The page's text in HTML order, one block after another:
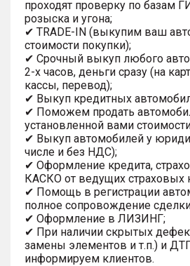
проходят проверку по базам
розыска и угона;
✔ TRADE-IN (выкупим ваш
стоимости покупки);
✔ Срочный выкуп любого
2-х часов, деньги сразу (на
кассы, перевод);
✔ Выкуп кредитных
✔ Поможем продать
установленной вами
✔ Выкуп автомобилей у
числе и без НДС);
✔ Оформление кредита,
КАСКО от ведущих страховых
✔ Помощь в регистрации
полное сопровождение
✔ Оформление в ЛИЗИНГ;
✔ При наличии скрытых
замены элементов и т.п.) и
информируем клиентов.